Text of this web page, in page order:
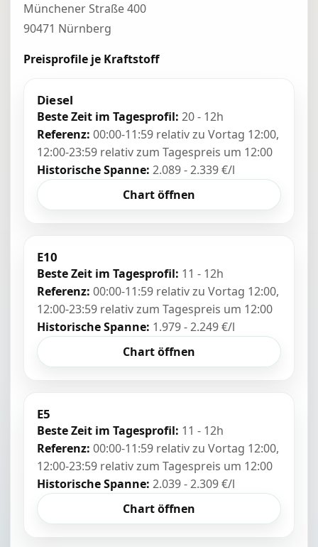
Münchener Straße 400
90471 Nürnberg
Preisprofile je Kraftstoff
Diesel
Beste Zeit im Tagesprofil: 20 - 12h
Referenz: 00:00-11:59 relativ zu Vortag 12:00,
12:00-23:59 relativ zum Tagespreis um 12:00
Historische Spanne: 2.089 - 2.339 €/l
Chart öffnen
E10
Beste Zeit im Tagesprofil: 11 - 12h
Referenz: 00:00-11:59 relativ zu Vortag 12:00,
12:00-23:59 relativ zum Tagespreis um 12:00
Historische Spanne: 1.979 - 2.249 €/l
Chart öffnen
E5
Beste Zeit im Tagesprofil: 11 - 12h
Referenz: 00:00-11:59 relativ zu Vortag 12:00,
12:00-23:59 relativ zum Tagespreis um 12:00
Historische Spanne: 2.039 - 2.309 €/l
Chart öffnen